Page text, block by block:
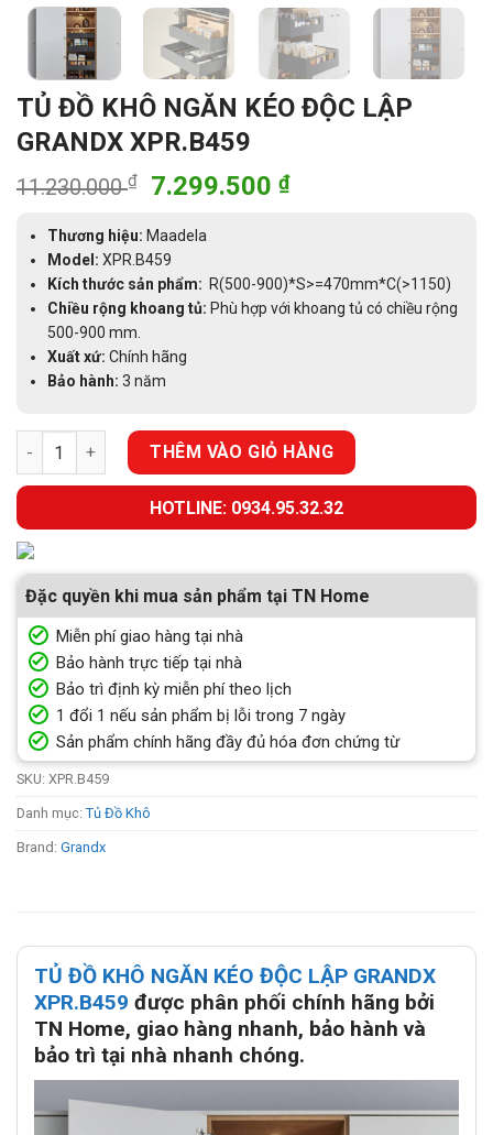
TỦ ĐỒ KHÔ NGĂN KÉO ĐỘC LẬP
GRANDX XPR.B459
11.230.000₫
Giá
là:
11.230.000 ₫.
7.299.500 ₫Giá
7.299.500 ₫.
Thương hiệu: Maadela
Model:XPR.B459
Kích thước sản phẩm: R(500-900)*S>=470mm*C(>1150)
Chiều rộng khoang tủ: Phù hợp với khoang tủ có chiều rộng
500-900 mm.
Xuất xứ:Chính hãng
Bảo hành: 3 năm
TỦ ĐỒ KHÔ NGĂN KÉO ĐỘC LẬP GRANDX XPR.B459 số lượng
THÊM VÀO GIỎ HÀNG
HOTLINE: 0934.95.32.32
Đặc quyền khi mua sản phẩm tại TN Home
Miễn phí giao hàng tại nhà
Bảo hành trực tiếp tại nhà
Bảo trì định kỳ miễn phí theo lịch
1 đổi 1 nếu sản phẩm bị lỗi trong 7 ngày
Sản phẩm chính hãng đầy đủ hóa đơn chứng từ
SKU: XPR.B459
Danh mục: Tủ Đồ Khô
Brand: Grandx
TỦ ĐỒ KHÔ NGĂN KÉO ĐỘC LẬP GRANDX
XPR.B459 được phân phối chính hãng bởi
TN Home, giao hàng nhanh, bảo hành và
bảo trì tại nhà nhanh chóng.